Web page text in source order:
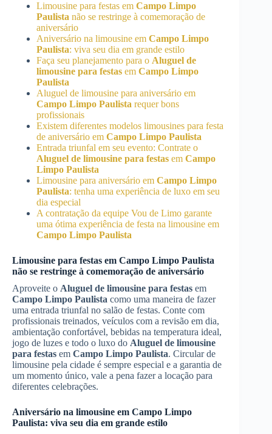
Limousine para festas em Campo Limpo
Paulista não se restringe à comemoração de
aniversário
Aniversário na limousine em Campo Limpo
Paulista: viva seu dia em grande estilo
Faça seu planejamento para o Aluguel de
limousine para festas em Campo Limpo
Paulista
Aluguel de limousine para aniversário em
Campo Limpo Paulista requer bons
profissionais
Existem diferentes modelos limousines para festa
de aniversário em Campo Limpo Paulista
Entrada triunfal em seu evento: Contrate o
Aluguel de limousine para festas em Campo
Limpo Paulista
Limousine para aniversário em Campo Limpo
Paulista: tenha uma experiência de luxo em seu
dia especial
A contratação da equipe Vou de Limo garante
uma ótima experiência de festa na limousine em
Campo Limpo Paulista
Limousine para festas em Campo Limpo Paulista
não se restringe à comemoração de aniversário
Aproveite o Aluguel de limousine para festas em
Campo Limpo Paulista como uma maneira de fazer
uma entrada triunfal no salão de festas. Conte com
profissionais treinados, veículos com a revisão em dia,
ambientação confortável, bebidas na temperatura ideal,
jogo de luzes e todo o luxo do Aluguel de limousine
para festas em Campo Limpo Paulista. Circular de
limousine pela cidade é sempre especial e a garantia de
um momento único, vale a pena fazer a locação para
diferentes celebrações.
Aniversário na limousine em Campo Limpo
Paulista: viva seu dia em grande estilo